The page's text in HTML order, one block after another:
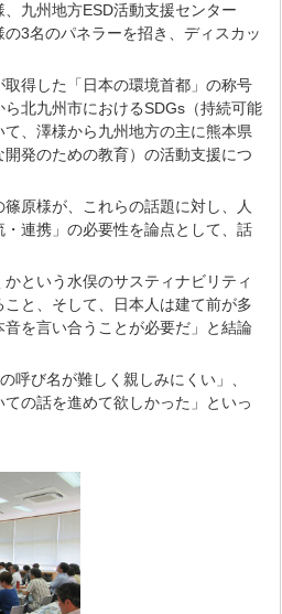
、九州地方ESD活動支援センター
3名のパネラーを招き、ディスカッ
得した「日本の環境首都」の称号
北九州市におけるSDGs（持続可能
、澤様から九州地方の主に熊本県
発のための教育）の活動支援につ
原様が、これらの話題に対し、人
連携」の必要性を論点として、話
という水俣のサスティナビリティ
と、そして、日本人は建て前が多
を言い合うことが必要だ」と結論
呼び名が難しく親しみにくい」、
ての話を進めて欲しかった」といっ